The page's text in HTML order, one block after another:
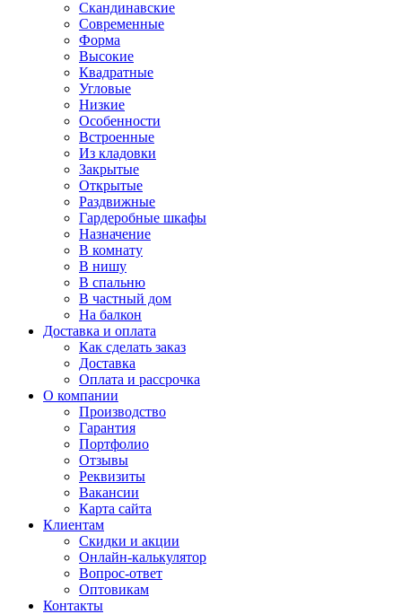
Скандинавские
Современные
Форма
Высокие
Квадратные
Угловые
Низкие
Особенности
Встроенные
Из кладовки
Закрытые
Открытые
Раздвижные
Гардеробные шкафы
Назначение
В комнату
В нишу
В спальню
В частный дом
На балкон
Доставка и оплата
Как сделать заказ
Доставка
Оплата и рассрочка
О компании
Производство
Гарантия
Портфолио
Отзывы
Реквизиты
Вакансии
Карта сайта
Клиентам
Скидки и акции
Онлайн-калькулятор
Вопрос-ответ
Оптовикам
Контакты